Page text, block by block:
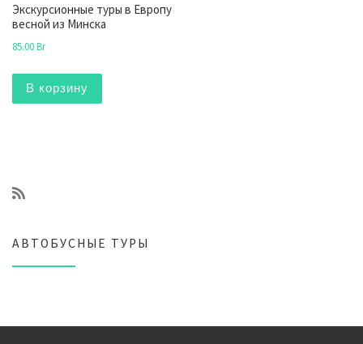
Экскурсионные туры в Европу
весной из Минска
85.00Br
В корзину
АВТОБУСНЫЕ ТУРЫ